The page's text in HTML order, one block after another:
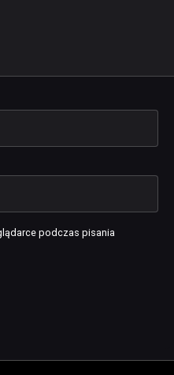
podczas pisania